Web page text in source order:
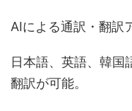
AIによる通訳・翻訳
日本語、英語、韓国
翻訳が可能。